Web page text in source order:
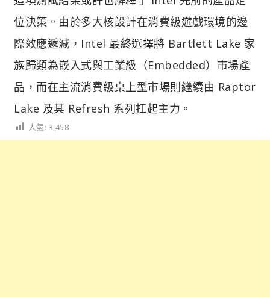
位決策。由於多大核設計在消費級遊戲環境的邊
際效應遞減，Intel 最終選擇將 Bartlett Lake 家
族歸類為嵌入式與工業級（Embedded）市場產
品，而在主流消費級桌上型市場則繼續由 Raptor
Lake 及其 Refresh 系列扛起主力。
人氣: 3,458